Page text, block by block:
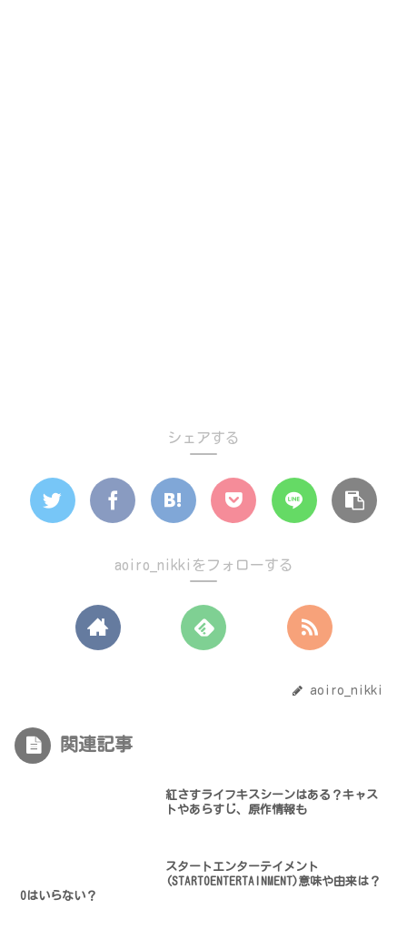
シェアする
aoiro_nikkiをフォローする
aoiro_nikki
関連記事
紅さすライフキスシーンはある？キャス
トやあらすじ、原作情報も
スタートエンターテイメント
(STARTOENTERTAINMENT)意味や由来は？
Oはいらない？